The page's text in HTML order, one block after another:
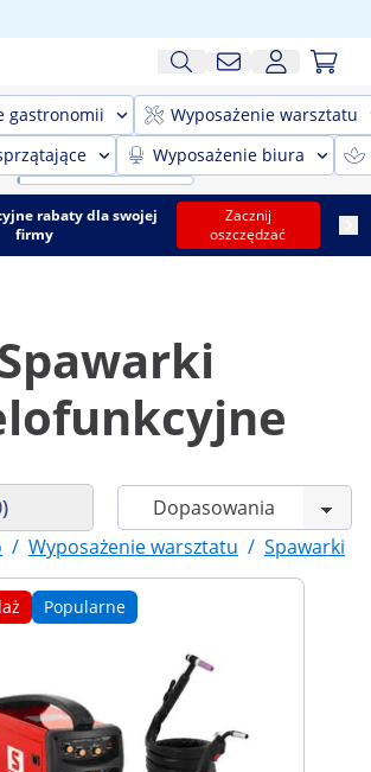
gastronomii
Wyposażenie warsztatu
Wyposażenie biura
rabaty dla swojej
firmy
Zacznij
oszczędzać
/ Wyposażenie warsztatu / Spawarki
Popularne